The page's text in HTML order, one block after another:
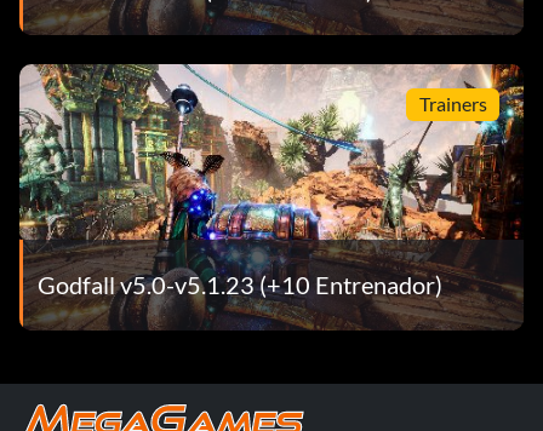
Trainers
Godfall v5.0-v5.1.23 (+10 Entrenador)